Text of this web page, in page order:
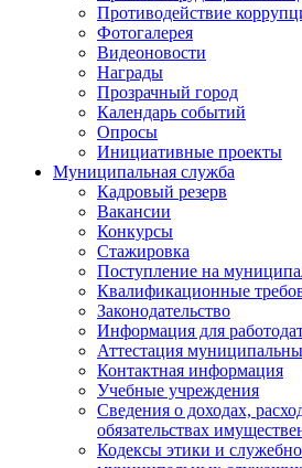
Противодействие
Фотогалерея
Видеоновости
Награды
Прозрачный город
Календарь событий
Опросы
Инициативные проекты
Муниципальная служба
Кадровый резерв
Вакансии
Конкурсы
Стажировка
Поступление на
Квалификационные
Законодательство
Информация для
Аттестация
Контактная информация
Учебные учреждения
Сведения о доходах,
обязательствах
Кодексы этики и